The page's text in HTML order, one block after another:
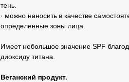
тень.
· можно наносить в качестве
определенные зоны лица.
Имеет небольшое значение SPF
диоксиду титана.
Веганский продукт.